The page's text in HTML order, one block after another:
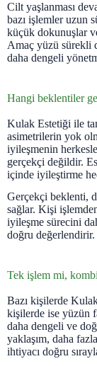
Cilt yaşlanması
bazı işlemler uzun
küçük dokunuşlar
Amaç yüzü sürekli
daha dengeli
Hangi beklentiler
Kulak Estetiği ile
asimetrilerin yok
iyileşmenin
gerçekçi değildir.
içinde iyileştirme
Gerçekçi beklenti,
sağlar. Kişi
iyileşme sürecini
doğru değerlendirir.
Tek işlem mi,
Bazı kişilerde
kişilerde ise yüzün
daha dengeli ve
yaklaşım, daha
ihtiyacı doğru